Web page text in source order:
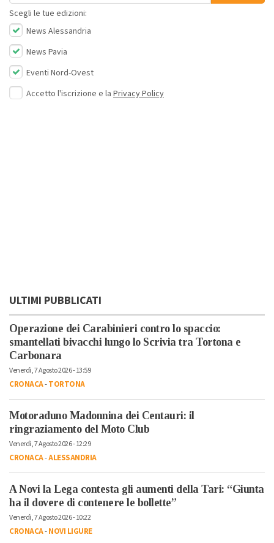
Scegli le tue edizioni:
News Alessandria
News Pavia
Eventi Nord-Ovest
Accetto l'iscrizione e la Privacy Policy
ULTIMI PUBBLICATI
Operazione dei Carabinieri contro lo spaccio:
smantellati bivacchi lungo lo Scrivia tra Tortona e
Carbonara
Venerdì, 7 Agosto 2026 - 13:59
CRONACA-TORTONA
Motoraduno Madonnina dei Centauri: il
ringraziamento del Moto Club
Venerdì, 7 Agosto 2026 - 12:29
CRONACA-ALESSANDRIA
A Novi la Lega contesta gli aumenti della Tari: “Giunta
ha il dovere di contenere le bollette”
Venerdì, 7 Agosto 2026 - 10:22
CRONACA-NOVI LIGURE